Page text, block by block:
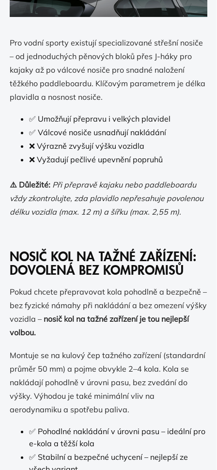
Pro vodní sporty existují specializované střešní nosiče
– od jednoduchých pěnových bloků přes J-háky pro
kajaky až po válcové nosiče pro snadné naložení
těžkého paddleboardu. Klíčovým parametrem je délka
plavidla a nosnost nosiče.
✅ Umožňují přepravu i velkých plavidel
✅ Válcové nosiče usnadňují nakládání
❌ Výrazně zvyšují výšku vozidla
❌ Vyžadují pečlivé upevnění popruhů
⚠️ Důležité: Při přepravě kajaku nebo paddleboardu
vždy zkontrolujte, zda plavidlo nepřesahuje povolenou
délku vozidla (max. 12 m) a šířku (max. 2,55 m).
NOSIČ KOL NA TAŽNÉ ZAŘÍZENÍ:
DOVOLENÁ BEZ KOMPROMISŮ
Pokud chcete přepravovat kola pohodlně a bezpečně –
bez fyzické námahy při nakládání a bez omezení výšky
vozidla – nosič kol na tažné zařízení je tou nejlepší
volbou.
Montuje se na kulový čep tažného zařízení (standardní
průměr 50 mm) a pojme obvykle 2–4 kola. Kola se
nakládají pohodlně v úrovni pasu, bez zvedání do
výšky. Výhodou je také minimální vliv na
aerodynamiku a spotřebu paliva.
✅ Pohodlné nakládání v úrovni pasu – ideální pro
e-kola a těžší kola
✅ Stabilní a bezpečné uchycení – nejlepší ze